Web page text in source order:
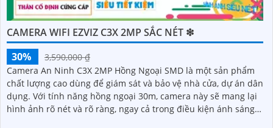
CAMERA WIFI EZVIZ C3X 2MP SẮC NÉT ❇
30%
3,590,000 ₫
Camera An Ninh C3X 2MP Hồng Ngoại SMD là một sản phẩm
chất lượng cao dùng để giám sát và bảo vệ nhà cửa, dự án dân
dụng. Với tính năng hồng ngoại 30m, camera này sẽ mang lại
hình ảnh rõ nét và rõ ràng, ngay cả trong điều kiện ánh sáng